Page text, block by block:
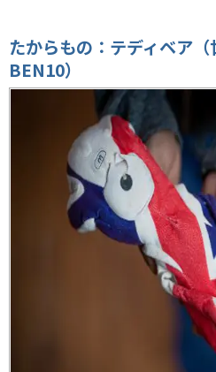
たからもの：テディベア
BEN10）